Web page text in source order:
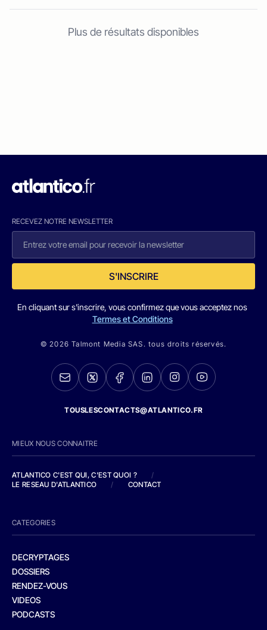
Plus de résultats disponibles
RECEVEZ NOTRE NEWSLETTER
S'INSCRIRE
En cliquant sur s'inscrire, vous confirmez que vous acceptez nos
Termes et Conditions
© 2026 Talmont Media SAS. tous droits réservés.
TOUSLESCONTACTS@ATLANTICO.FR
MIEUX NOUS CONNAITRE
ATLANTICO C'EST QUI, C'EST QUOI ?
/
LE RESEAU D'ATLANTICO
/ CONTACT
CATEGORIES
DECRYPTAGES
DOSSIERS
RENDEZ-VOUS
VIDEOS
PODCASTS